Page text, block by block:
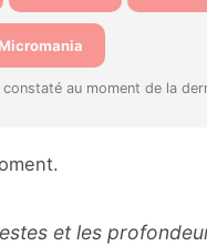
Micromania
constaté au moment de la
et les